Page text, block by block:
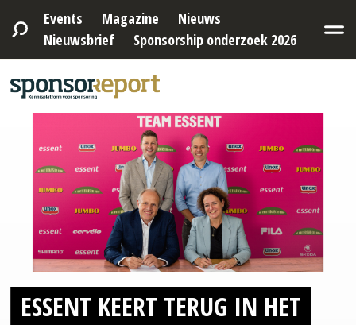
Events Magazine
Nieuws
Nieuwsbrief
Sponsorship onderzoek 2026
ESSENT KEERT TERUG IN HET